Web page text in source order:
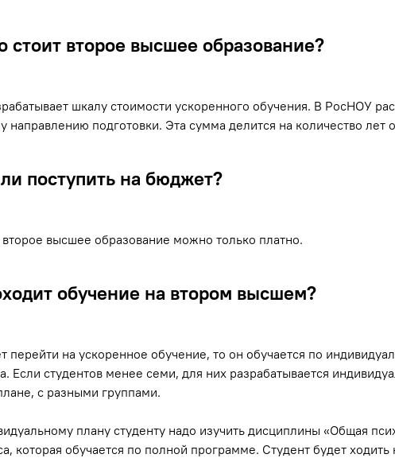
стоит второе высшее образование?
шкалу стоимости ускоренного обучения. В РосНОУ
направлению подготовки. Эта сумма делится на количество лет
поступить на бюджет?
второе высшее образование можно только платно.
обучение на втором высшем?
перейти на ускоренное обучение, то он обучается по
Если студентов менее семи, для них разрабатывается
с разными группами.
плану студенту надо изучить дисциплины «Общая
которая обучается по полной программе. Студент будет